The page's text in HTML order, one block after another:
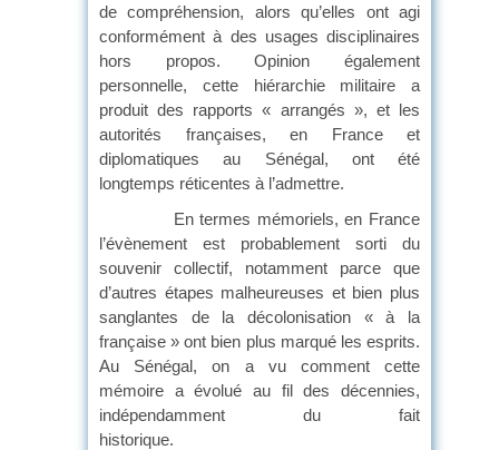
de compréhension, alors qu’elles ont agi
conformément à des usages disciplinaires
hors propos. Opinion également
personnelle, cette hiérarchie militaire a
produit des rapports « arrangés », et les
autorités françaises, en France et
diplomatiques au Sénégal, ont été
longtemps réticentes à l’admettre.
En termes mémoriels, en France
l’évènement est probablement sorti du
souvenir collectif, notamment parce que
d’autres étapes malheureuses et bien plus
sanglantes de la décolonisation « à la
française » ont bien plus marqué les esprits.
Au Sénégal, on a vu comment cette
mémoire a évolué au fil des décennies,
indépendamment du fait
historique.